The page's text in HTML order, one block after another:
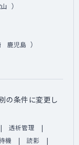
）
鹿児島 ）
の条件に変更し
透析管理
機
読影